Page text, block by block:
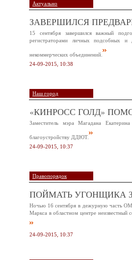
Актуально
ЗАВЕРШИЛСЯ
15 сентября завершился важный
регистраторами личных подсобных и
некоммерческих объединений.
24-09-2015, 10:38
Наш город
«КИНРОСС ГОЛД»
Заместитель мэра Магадана
благоустройству ДДЮТ.
24-09-2015, 10:37
Правопорядок
ПОЙМАТЬ УГОНЩИКА
Ночью 16 сентября в дежурную часть
Маркса в областном центре
24-09-2015, 10:37